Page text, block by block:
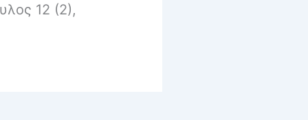
12 (2),